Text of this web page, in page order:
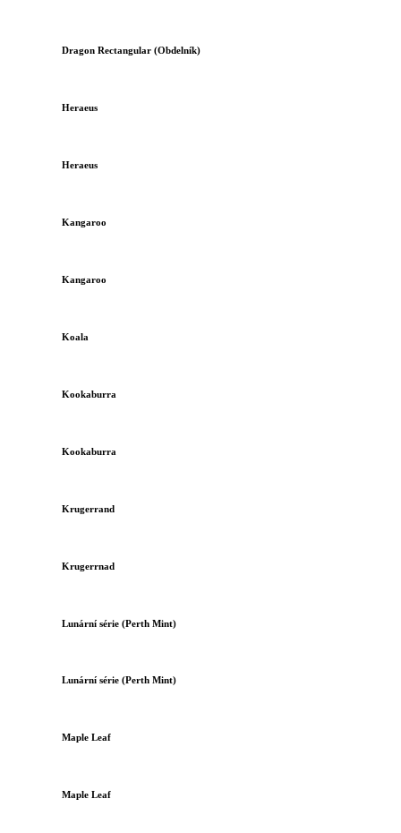
Dragon Rectangular (Obdelník)
Heraeus
Heraeus
Kangaroo
Kangaroo
Koala
Kookaburra
Kookaburra
Krugerrand
Krugerrnad
Lunární série (Perth Mint)
Lunární série (Perth Mint)
Maple Leaf
Maple Leaf